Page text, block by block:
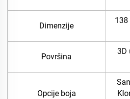
Dimenzije
138
Površina
3D
Opcije boja